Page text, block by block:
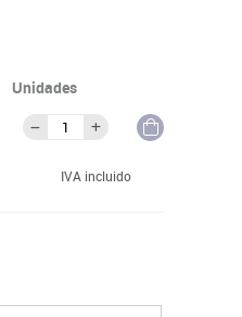
Unidades
IVA incluido